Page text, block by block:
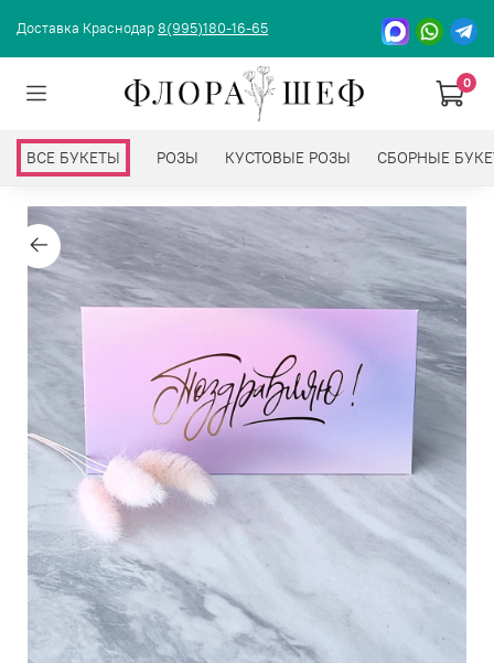
Доставка Краснодар8(995)180-16-65
0
ВСЕ БУКЕТЫ РОЗЫ КУСТОВЫЕ РОЗЫ СБОРНЫЕ